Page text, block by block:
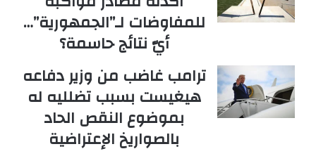
للمفاوضات لـ”الجمهورية”…
أيّ نتائج حاسمة؟
ترامب غاضب من وزير دفاعه
هيغيست بسبب تضلليه له
بموضوع النقص الحاد
بالصواريخ الإعتراضية